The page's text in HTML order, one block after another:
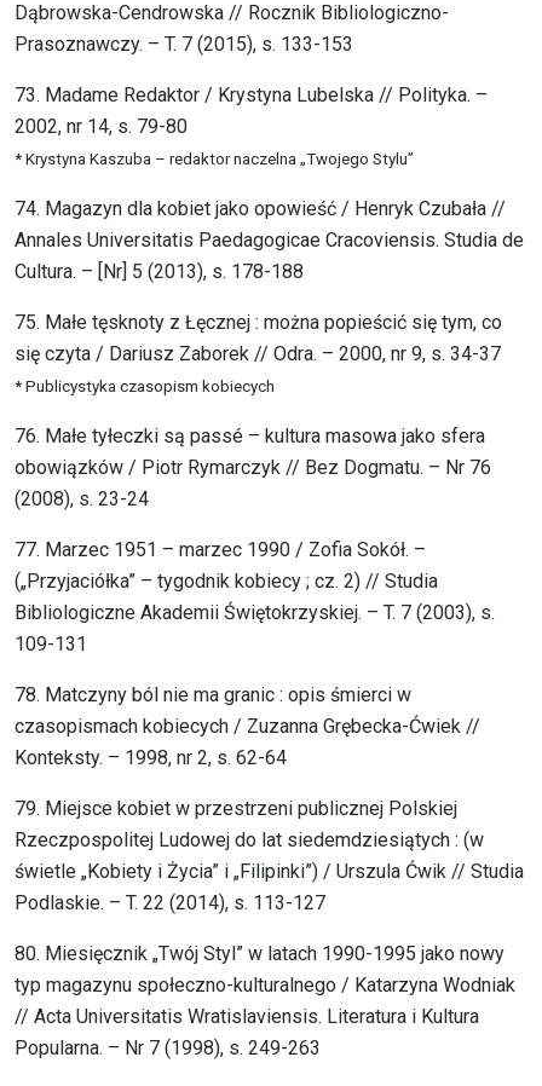
Dąbrowska-Cendrowska // Rocznik Bibliologiczno-
Prasoznawczy. – T. 7 (2015), s. 133-153
73. Madame Redaktor / Krystyna Lubelska // Polityka. –
2002, nr 14, s. 79-80
* Krystyna Kaszuba – redaktor naczelna „Twojego Stylu”
74. Magazyn dla kobiet jako opowieść / Henryk Czubała //
Annales Universitatis Paedagogicae Cracoviensis. Studia de
Cultura. – [Nr] 5 (2013), s. 178-188
75. Małe tęsknoty z Łęcznej : można popieścić się tym, co
się czyta / Dariusz Zaborek // Odra. – 2000, nr 9, s. 34-37
* Publicystyka czasopism kobiecych
76. Małe tyłeczki są passé – kultura masowa jako sfera
obowiązków / Piotr Rymarczyk // Bez Dogmatu. – Nr 76
(2008), s. 23-24
77. Marzec 1951 – marzec 1990 / Zofia Sokół. –
(„Przyjaciółka” – tygodnik kobiecy ; cz. 2) // Studia
Bibliologiczne Akademii Świętokrzyskiej. – T. 7 (2003), s.
109-131
78. Matczyny ból nie ma granic : opis śmierci w
czasopismach kobiecych / Zuzanna Grębecka-Ćwiek //
Konteksty. – 1998, nr 2, s. 62-64
79. Miejsce kobiet w przestrzeni publicznej Polskiej
Rzeczpospolitej Ludowej do lat siedemdziesiątych : (w
świetle „Kobiety i Życia” i „Filipinki”) / Urszula Ćwik // Studia
Podlaskie. – T. 22 (2014), s. 113-127
80. Miesięcznik „Twój Styl” w latach 1990-1995 jako nowy
typ magazynu społeczno-kulturalnego / Katarzyna Wodniak
// Acta Universitatis Wratislaviensis. Literatura i Kultura
Popularna. – Nr 7 (1998), s. 249-263